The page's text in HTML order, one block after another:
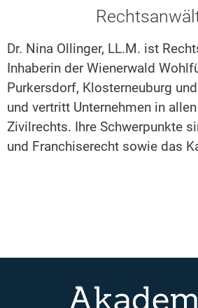
Dr. Nina Ollinger, LL.M. ist
Inhaberin der Wienerwald
Purkersdorf, Klosterneuburg
und vertritt Unternehmen in
Zivilrechts. Ihre Schwerpunkte
und Franchiserecht sowie das